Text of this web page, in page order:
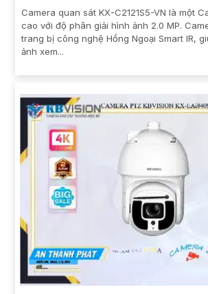
Camera quan sát KX-C2121S5-VN là một
cao với độ phân giải hình ảnh 2.0 MP.
trang bị công nghệ Hồng Ngoại Smart IR,
ảnh xem...